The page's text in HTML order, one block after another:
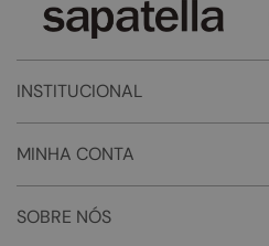
INSTITUCIONAL
MINHA CONTA
SOBRE NÓS